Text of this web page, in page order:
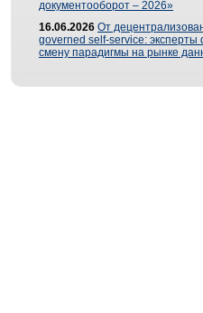
документооборот – 2026»
16.06.2026 От
governed self-service: эксперты
смену парадигмы на рынке